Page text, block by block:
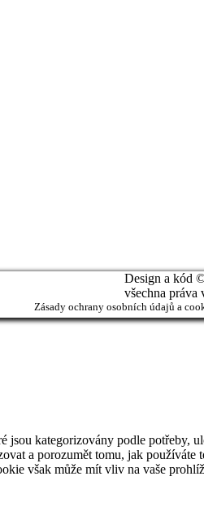
Design a kód
všechna práva
Zásady ochrany osobních údajů a
kategorizovány podle potřeby,
a porozumět tomu, jak
však může mít vliv na vaše